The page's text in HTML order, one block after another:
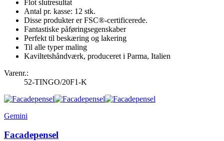
Flot slutresultat
Antal pr. kasse: 12 stk.
Disse produkter er FSC®-certificerede.
Fantastiske påføringsegenskaber
Perfekt til beskæring og lakering
Til alle typer maling
Kaviltetshåndværk, produceret i Parma, Italien
Varenr.:
52-TINGO/20F1-K
Gemini
Facadepensel